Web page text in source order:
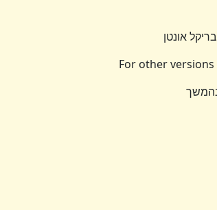
אונטן
For other
בהמשך